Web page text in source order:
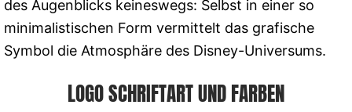
des Augenblicks keineswegs: Selbst in einer so
minimalistischen Form vermittelt das grafische
Symbol die Atmosphäre des Disney-Universums.
LOGO SCHRIFTART UND FARBEN